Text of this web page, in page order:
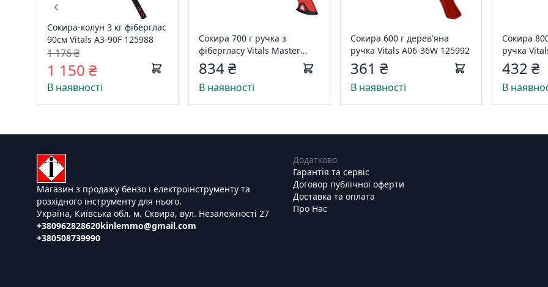
Сокира-колун 3 кг фіберглас
90см Vitals A3-90F 125988
1 176 ₴
1 150 ₴
В наявності
Сокира 700 г ручка з
фібергласу Vitals Master
184575
834 ₴
В наявності
Сокира 600 г дерев'яна
ручка Vitals A06-36W 125992
361 ₴
В наявності
Сокира
ручка
432 ₴
В
Магазин з продажу бензо і електроінструменту та
розхідного інструменту для нього.
Україна, Київська обл. м. Сквира, вул. Незалежності 27
+380962828620
+380508739990
kinlemmo@gmail.com
Додатково
Гарантія та сервіс
Договор публічної оферти
Доставка та оплата
Про Нас